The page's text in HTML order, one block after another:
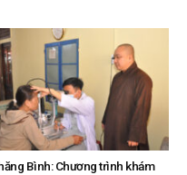
Bình: Chương trình khám